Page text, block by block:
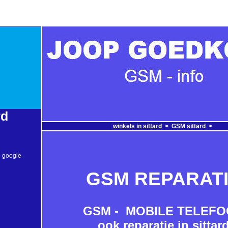
google
winkels in sittard > GSM sittard >
GSM
GSM - MOBILE
ook reparatie in